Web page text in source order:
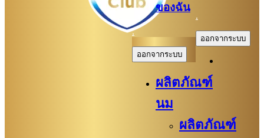
ของฉัน
.
ออกจากระบบ
ผลิตภัณฑ์
นม
ผลิตภัณฑ์
.
ออกจากระบบ